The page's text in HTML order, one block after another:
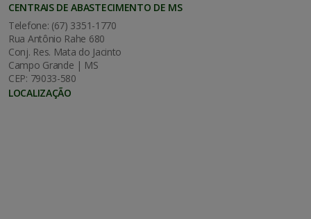
CENTRAIS DE ABASTECIMENTO DE MS
Telefone: (67) 3351-1770
Rua Antônio Rahe 680
Conj. Res. Mata do Jacinto
Campo Grande | MS
CEP: 79033-580
LOCALIZAÇÃO